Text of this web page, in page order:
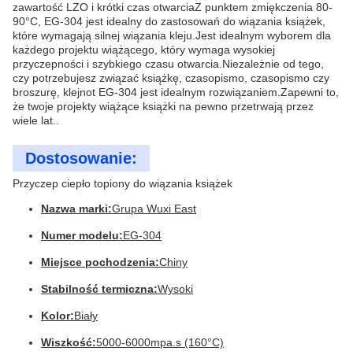
zawartość LZO i krótki czas otwarciaZ punktem zmiękczenia 80-
90°C, EG-304 jest idealny do zastosowań do wiązania książek,
które wymagają silnej wiązania kleju.Jest idealnym wyborem dla
każdego projektu wiążącego, który wymaga wysokiej
przyczepności i szybkiego czasu otwarcia.Niezależnie od tego,
czy potrzebujesz związać książkę, czasopismo, czasopismo czy
broszurę, klejnot EG-304 jest idealnym rozwiązaniem.Zapewni to,
że twoje projekty wiążące książki na pewno przetrwają przez
wiele lat..
Dostosowanie:
Przyczep ciepło topiony do wiązania książek
Nazwa marki:Grupa Wuxi East
Numer modelu:EG-304
Miejsce pochodzenia:Chiny
Stabilność termiczna:Wysoki
Kolor:Biały
Wiszkość:5000-6000mpa.s (160°C)